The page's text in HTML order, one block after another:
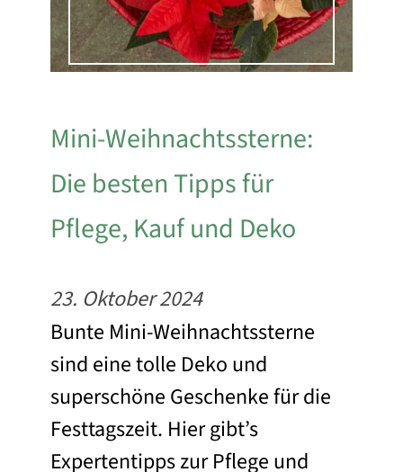
Mini-Weihnachtssterne:
Die besten Tipps für
Pflege, Kauf und Deko
23. Oktober 2024
Bunte Mini-Weihnachtssterne
sind eine tolle Deko und
superschöne Geschenke für die
Festtagszeit. Hier gibt’s
Expertentipps zur Pflege und